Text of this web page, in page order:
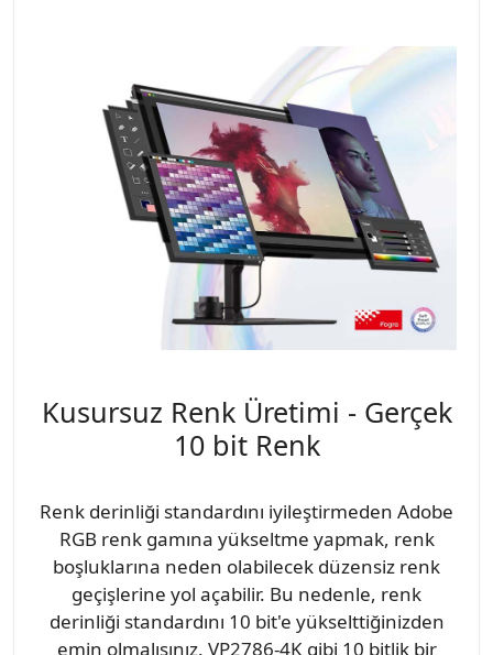
Kusursuz Renk Üretimi - Gerçek
10 bit Renk
Renk derinliği standardını iyileştirmeden Adobe
RGB renk gamına yükseltme yapmak, renk
boşluklarına neden olabilecek düzensiz renk
geçişlerine yol açabilir. Bu nedenle, renk
derinliği standardını 10 bit'e yükselttiğinizden
emin olmalısınız. VP2786-4K gibi 10 bitlik bir